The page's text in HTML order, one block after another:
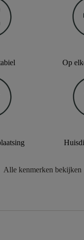
Op
Alle kenmerken bekijken